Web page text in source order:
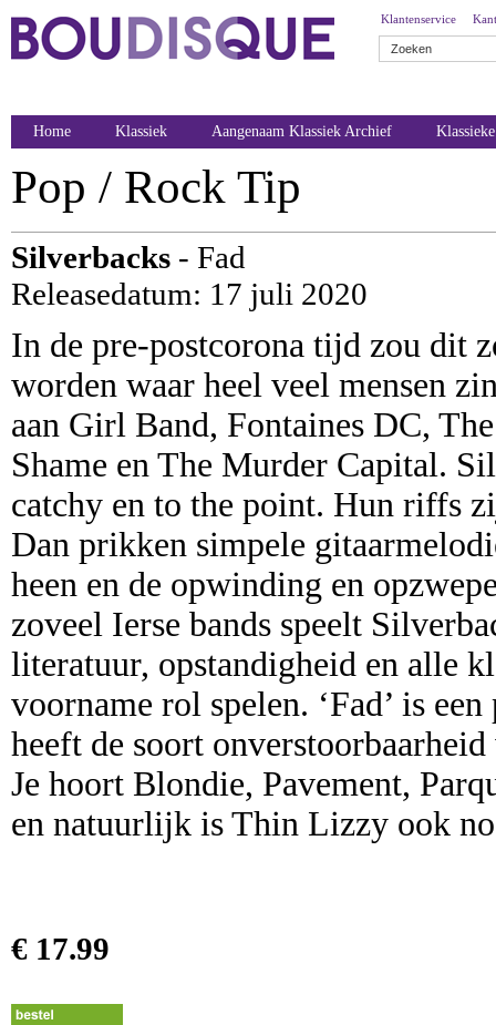
Klantenservice
Home Klassiek Aangenaam Klassiek Archief
Pop / Rock Tip
Silverbacks - Fad
Releasedatum: 17 juli 2020
In de pre-postcorona tijd zou dit
worden waar heel veel mensen
aan Girl Band, Fontaines DC,
Shame en The Murder Capital.
catchy en to the point. Hun riffs
Dan prikken simpele
heen en de opwinding en
zoveel Ierse bands speelt
literatuur, opstandigheid en alle
voorname rol spelen. ‘Fad’ is
heeft de soort
Je hoort Blondie, Pavement,
en natuurlijk is Thin Lizzy ook
€ 17.99